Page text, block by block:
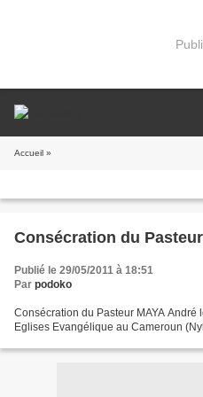
Accueil »
Consécration du
Publié le 29/05/2011 à 18:51
Par podoko
Consécration du Pasteur MAYA
Eglises Evangélique au Cameroun